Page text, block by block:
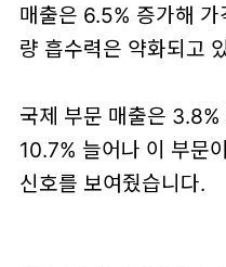
매출은 6.5% 증가해
량 흡수력은 약화되고
국제 부문 매출은
10.7% 늘어나 이 부문
신호를 보여줬습니다.